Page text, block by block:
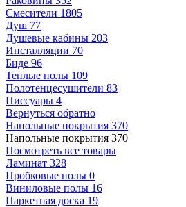
Смесители 1805
Душ 77
Душевые кабины 203
Инсталляции 70
Биде 96
Теплые полы 109
Полотенцесушители 83
Писсуары 4
Вернуться обратно
Напольные покрытия 370
Напольные покрытия 370
Посмотреть все товары
Ламинат 328
Пробковые полы 0
Виниловые полы 16
Паркетная доска 19